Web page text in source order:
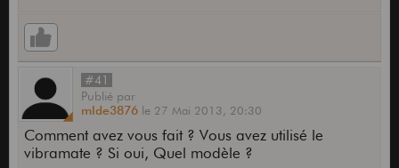
#41
Publié par
mlde3876 le 27 Mai 2013, 20:30
Comment avez vous fait ? Vous avez utilisé le
vibramate ? Si oui, Quel modèle ?